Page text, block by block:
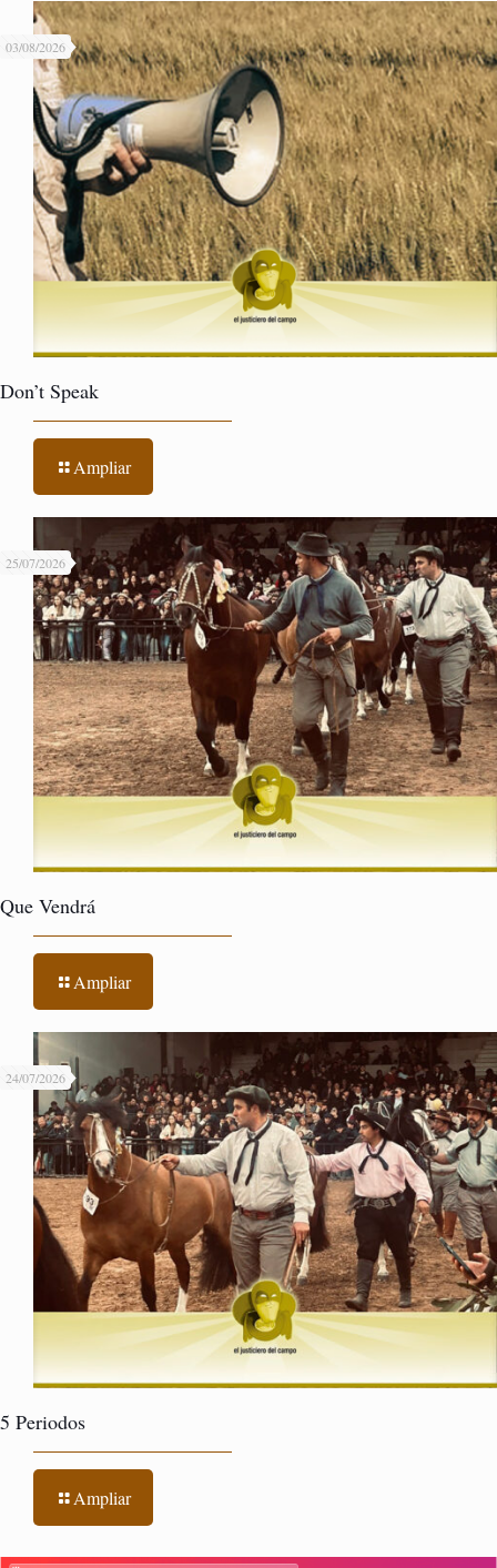
03/08/2026
Don’t Speak
Ampliar
25/07/2026
Que Vendrá
Ampliar
24/07/2026
5 Periodos
Ampliar